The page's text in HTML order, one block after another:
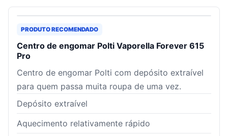
PRODUTO RECOMENDADO
Centro de engomar Polti Vaporella Forever 615
Pro
Centro de engomar Polti com depósito extraível
para quem passa muita roupa de uma vez.
Depósito extraível
Aquecimento relativamente rápido